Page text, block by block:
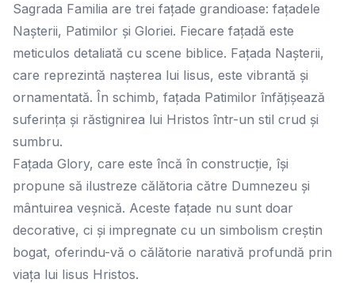
Sagrada Familia are trei fațade grandioase: fațadele
Nașterii, Patimilor și Gloriei. Fiecare fațadă este
meticulos detaliată cu scene biblice. Fațada Nașterii,
care reprezintă nașterea lui Iisus, este vibrantă și
ornamentată. În schimb, fațada Patimilor înfățișează
suferința și răstignirea lui Hristos într-un stil crud și
sumbru.
Fațada Glory, care este încă în construcție, își
propune să ilustreze călătoria către Dumnezeu și
mântuirea veșnică. Aceste fațade nu sunt doar
decorative, ci și impregnate cu un simbolism creștin
bogat, oferindu-vă o călătorie narativă profundă prin
viața lui Iisus Hristos.